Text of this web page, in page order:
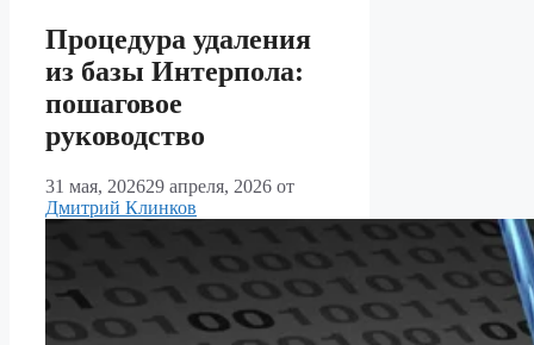
Процедура удаления
из базы Интерпола:
пошаговое
руководство
31 мая, 202629 апреля, 2026 от
Дмитрий Клинков